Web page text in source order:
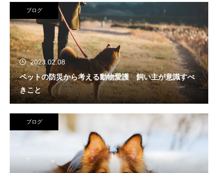
ブログ
2023.02.08
ペットの防災から考える動物愛護 飼い主が意識すべ
きこと
ブログ